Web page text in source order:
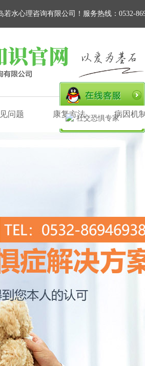
水心理咨询有限公司！服务热线：0532-
问题 康复方法 病因机
社交恐惧专家